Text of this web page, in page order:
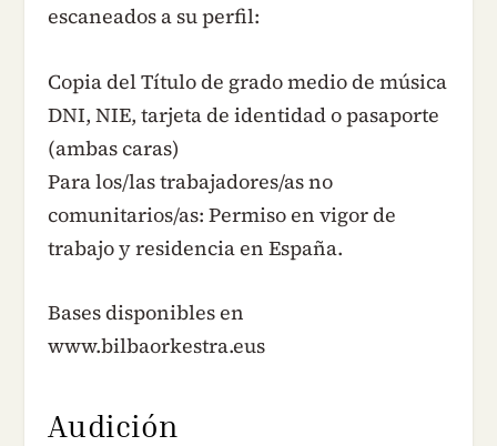
escaneados a su perfil:
Copia del Título de grado medio de música
DNI, NIE, tarjeta de identidad o pasaporte
(ambas caras)
Para los/las trabajadores/as no
comunitarios/as: Permiso en vigor de
trabajo y residencia en España.
Bases disponibles en
www.bilbaorkestra.eus
Audición